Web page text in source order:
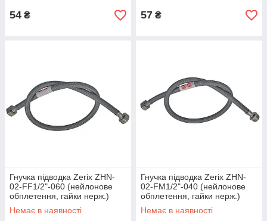
54 ₴ 57 ₴
Гнучка підводка Zerix ZHN-
02-FF1/2"-060 (нейлонове
обплетення, гайки нерж.)
(ZX5140)
Немає в наявності
Гнучка підводка Zerix ZHN-
02-FM1/2"-040 (нейлонове
обплетення, гайки нерж.)
(ZX5147)
Немає в наявності